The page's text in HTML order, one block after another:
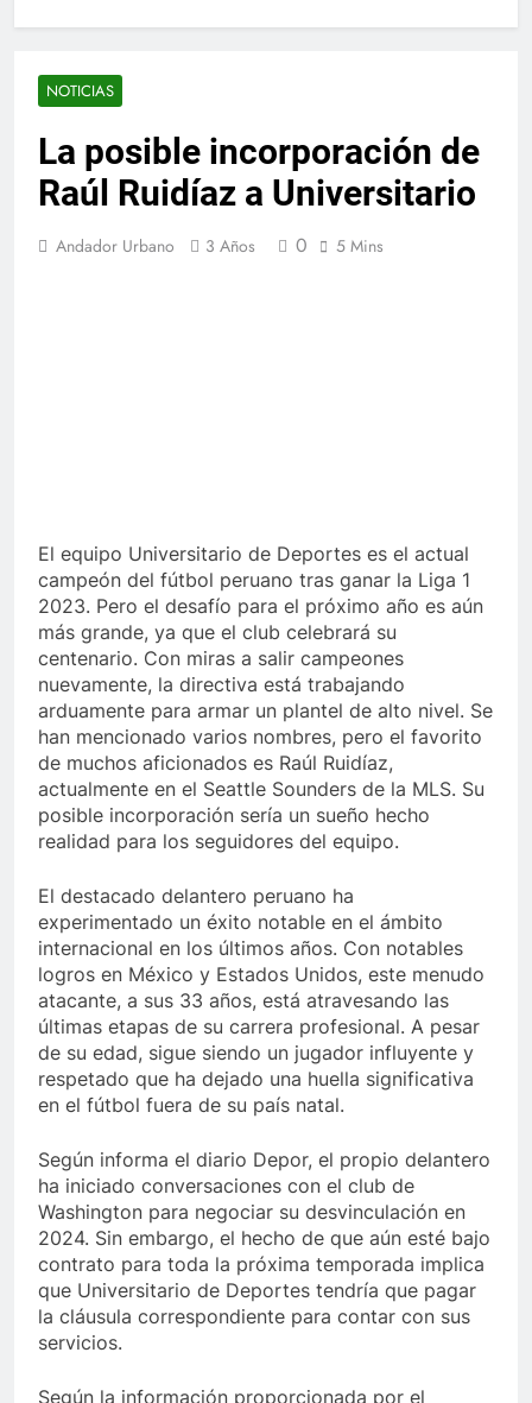
NOTICIAS
La posible incorporación de
Raúl Ruidíaz a Universitario
Andador Urbano 3 Años 0 5 Mins
El equipo Universitario de Deportes es el actual
campeón del fútbol peruano tras ganar la Liga 1
2023. Pero el desafío para el próximo año es aún
más grande, ya que el club celebrará su
centenario. Con miras a salir campeones
nuevamente, la directiva está trabajando
arduamente para armar un plantel de alto nivel. Se
han mencionado varios nombres, pero el favorito
de muchos aficionados es Raúl Ruidíaz,
actualmente en el Seattle Sounders de la MLS. Su
posible incorporación sería un sueño hecho
realidad para los seguidores del equipo.
El destacado delantero peruano ha
experimentado un éxito notable en el ámbito
internacional en los últimos años. Con notables
logros en México y Estados Unidos, este menudo
atacante, a sus 33 años, está atravesando las
últimas etapas de su carrera profesional. A pesar
de su edad, sigue siendo un jugador influyente y
respetado que ha dejado una huella significativa
en el fútbol fuera de su país natal.
Según informa el diario Depor, el propio delantero
ha iniciado conversaciones con el club de
Washington para negociar su desvinculación en
2024. Sin embargo, el hecho de que aún esté bajo
contrato para toda la próxima temporada implica
que Universitario de Deportes tendría que pagar
la cláusula correspondiente para contar con sus
servicios.
Según la información proporcionada por el